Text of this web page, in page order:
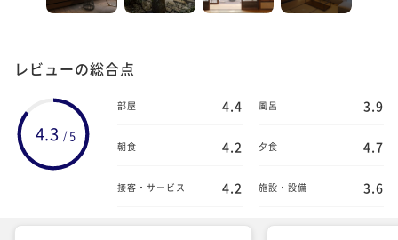
レビューの総合点
4.3 /5
部屋 4.4 風呂 3.9
朝食 4.2 夕食 4.7
接客・サービス 4.2 施設・設備 3.6